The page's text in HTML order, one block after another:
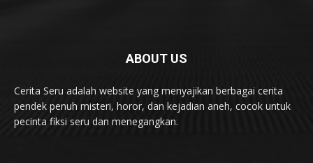
ABOUT US
Cerita Seru adalah website yang menyajikan berbagai cerita
pendek penuh misteri, horor, dan kejadian aneh, cocok untuk
pecinta fiksi seru dan menegangkan.